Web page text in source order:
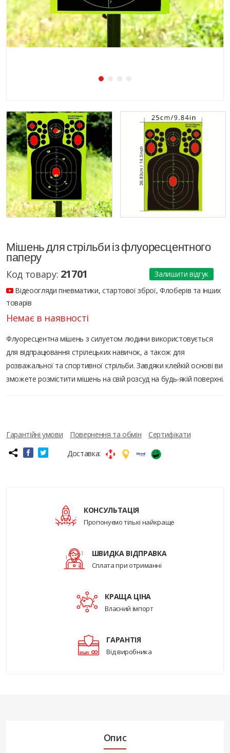
Мішень для стрільби із флуоресцентного
паперу
Код товару: 21701
Залишити відгук
Відеоогляди пневматики, стартової зброї, Флоберів та інших
товарів
Немає в наявності
Флуоресцентна мішень з силуетом людини використовується
для відпрацювання стрілецьких навичок, а також для
розважальної та спортивної стрільби. Завдяки клейкій основі ви
зможете розмістити мішень на свій розсуд на будь-якій поверхні.
Гарантійні умови Повернення та обмін
Сертифікати
Доставка:
КОНСУЛЬТАЦІЯ
Пропонуємо тількі найкраще
ШВИДКА ВІДПРАВКА
Сплата при отриманні
КРАЩА ЦІНА
Власний імпорт
ГАРАНТІЯ
Від виробника
Опис